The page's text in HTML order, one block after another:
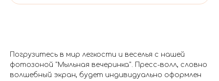
Погрузитесь в мир легкости и веселья с нашей
фотозоной "Мыльная вечеринка". Пресс-волл, словно
волшебный экран, будет индивидуально оформлен